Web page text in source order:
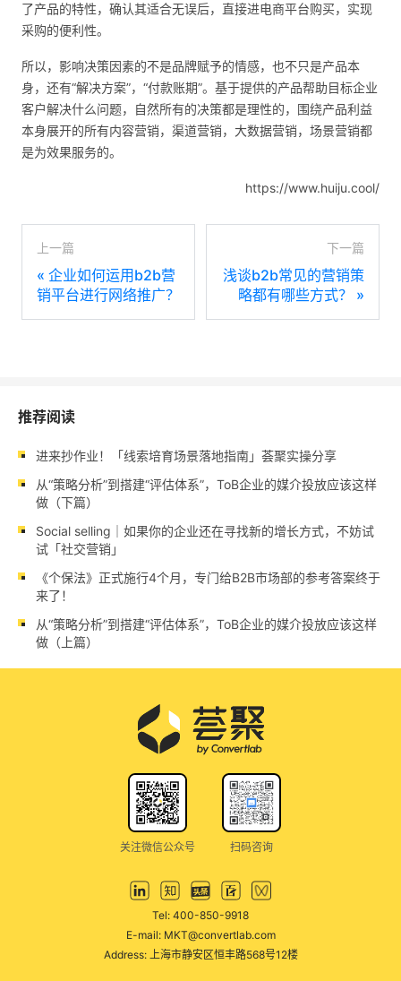
了产品的特性，确认其适合无误后，直接进电商平台购买，实现
采购的便利性。
所以，影响决策因素的不是品牌赋予的情感，也不只是产品本
身，还有“解决方案”，“付款账期”。基于提供的产品帮助目标企业
客户解决什么问题，自然所有的决策都是理性的，围绕产品利益
本身展开的所有内容营销，渠道营销，大数据营销，场景营销都
是为效果服务的。
https://www.huiju.cool/
上一篇
« 企业如何运用b2b营
销平台进行网络推广？
下一篇
浅谈b2b常见的营销策
略都有哪些方式？
»
推荐阅读
进来抄作业！「线索培育场景落地指南」荟聚实操分享
从“策略分析”到搭建“评估体系”，ToB企业的媒介投放应该这样
做（下篇）
Social selling｜如果你的企业还在寻找新的增长方式，不妨试
试「社交营销」
《个保法》正式施行4个月，专门给B2B市场部的参考答案终于
来了！
从“策略分析”到搭建“评估体系”，ToB企业的媒介投放应该这样
做（上篇）
关注微信公众号 扫码咨询
Tel: 400-850-9918
E-mail: MKT@convertlab.com
Address: 上海市静安区恒丰路568号12楼